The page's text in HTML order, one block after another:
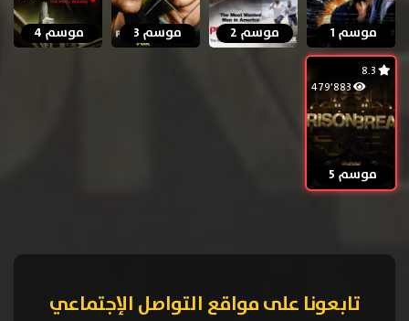
موسم 1 موسم 2 موسم 3 موسم 4
موسم 5
تابعونا على مواقع التواصل الإجتماعي